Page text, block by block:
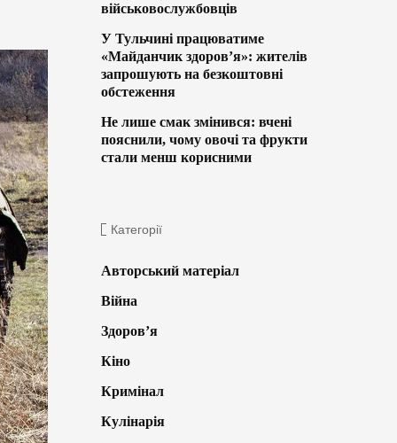
військовослужбовців
У Тульчині працюватиме
«Майданчик здоров’я»: жителів
запрошують на безкоштовні
обстеження
Не лише смак змінився: вчені
пояснили, чому овочі та фрукти
стали менш корисними
Категорії
Авторський матеріал
Війна
Здоров’я
Кіно
Кримінал
Кулінарія